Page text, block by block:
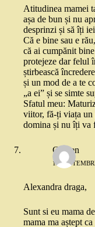
Atitudinea mamei
așa de bun și nu
desprinzi și să îți
Că e bine sau e
că ai cumpănit
protejeze dar felul
știrbească
și un mod de a te
„a ei” și se simte
Sfatul meu:
viitor, fă-ți viața un
domina și nu îți va
Carken
19
Alexandra draga,
Sunt si eu mama
mama ma aștept